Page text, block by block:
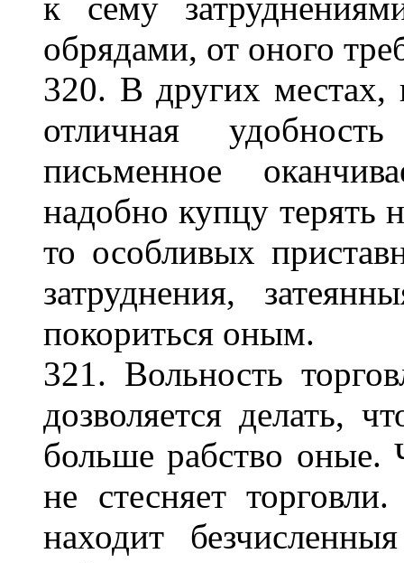
к сему
обрядами, от оного
320. В других местах,
отличная
письменное
надобно купцу терять
то особливых
затруднения,
покориться оным.
321. Вольность
дозволяется делать,
больше рабство оные.
не стесняет
находит